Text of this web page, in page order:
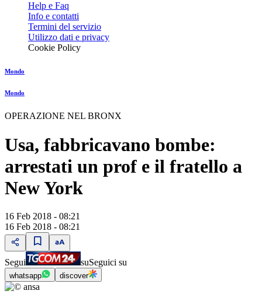
Help e Faq
Info e contatti
Termini del servizio
Utilizzo dati e privacy
Cookie Policy
Mondo
Mondo
OPERAZIONE NEL BRONX
Usa, fabbricavano bombe:
arrestati un prof e il fratello a
New York
16 Feb 2018 - 08:21
16 Feb 2018 - 08:21
Segui suSeguici su
whatsapp discover